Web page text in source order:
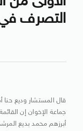
التصرف في
قال المستشار وديع
أبرزهم محمد بديع